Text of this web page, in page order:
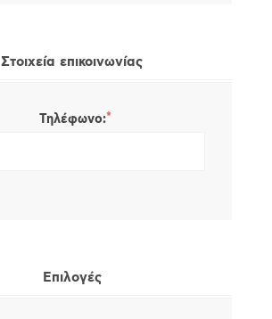
Στοιχεία επικοινωνίας
Τηλέφωνο:*
Επιλογές